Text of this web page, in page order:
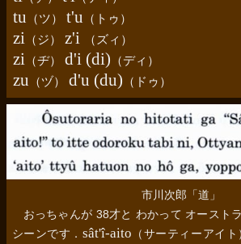
tu （ツ） t'u （ トゥ ）
zi （ジ） z'i （ ズィ ）
zi （ヂ） d'i (di) （ディ ）
zu （ヅ） d'u (du) （ ドゥ ）
市川次郎「道」
おっちゃんが 38才と わかって オースト
シーンです． sât'î-aito （サーティーアイ